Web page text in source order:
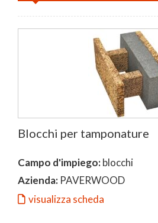
Blocchi per tamponature
Campo d'impiego:blocchi
Azienda: PAVERWOOD
visualizza scheda